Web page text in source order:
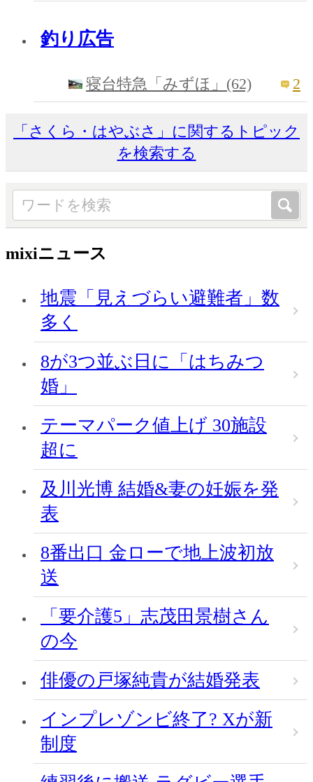
釣り広告
寝台特急「みずほ」(62) 2
「さくら・はやぶさ」に関するトピック
を検索する
mixiニュース
地震「見えづらい避難者」数
多く
8が3つ並ぶ日に「はちみつ
婚」
テーマパーク値上げ 30施設
超に
及川光博 結婚&妻の妊娠を発
表
8番出口 金ローで地上波初放
送
「要介護5」志茂田景樹さん
の今
俳優の戸塚純貴が結婚発表
インプレゾンビ終了? Xが新
制度